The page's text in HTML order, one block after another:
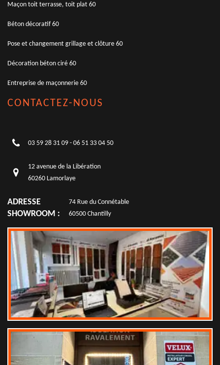
Maçon toit terrasse, toit plat 60
Béton décoratif 60
Pose et changement grillage et clôture 60
Décoration béton ciré 60
Entreprise de maçonnerie 60
CONTACTEZ-NOUS
03 59 28 31 09 - 06 51 33 04 50
12 avenue de la Libération
60260 Lamorlaye
ADRESSE
SHOWROOM :
74 Rue du Connétable
60500 Chantilly